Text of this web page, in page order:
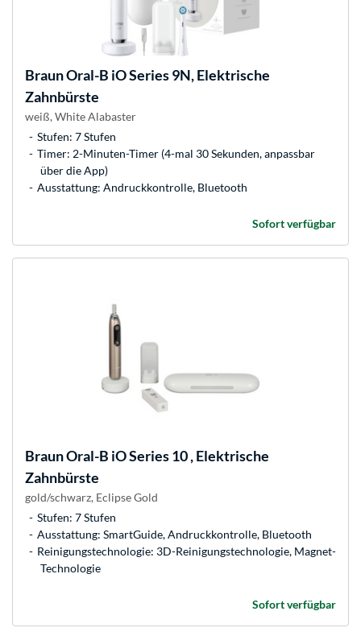
BraunOral-B iO Series 9N, Elektrische
Zahnbürste
weiß, White Alabaster
Stufen: 7 Stufen
Timer: 2-Minuten-Timer (4-mal 30 Sekunden, anpassbar
über die App)
Ausstattung: Andruckkontrolle, Bluetooth
Sofort verfügbar
BraunOral-B iO Series 10 , Elektrische
Zahnbürste
gold/schwarz, Eclipse Gold
Stufen: 7 Stufen
Ausstattung: SmartGuide, Andruckkontrolle, Bluetooth
Reinigungstechnologie: 3D-Reinigungstechnologie, Magnet-
Technologie
Sofort verfügbar